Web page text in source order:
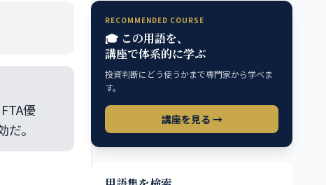
優
。
RECOMMENDED COURSE
🎓 この用語を、
講座で体系的に学ぶ
投資判断にどう使うかまで専門家から学べま
す。
講座を見る →